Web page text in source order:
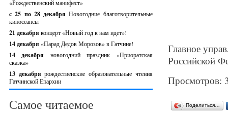
«Рождественский манифест»
c 25 по 28 декабряНовогодние благотворительные
киносеансы
21 декабря концерт «Новый год к нам идет»!
14 декабря «Парад Дедов Морозов» в Гатчине!
14 декабря новогодний праздник «Приоратская
сказка»
13 декабрярождественские образовательные чтения
Гатчинской Епархии
Самое читаемое
Главное
Российской
Просмотров:
Поделиться…